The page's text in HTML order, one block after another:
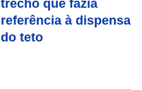
trecho que fazia
referência à dispensa
do teto